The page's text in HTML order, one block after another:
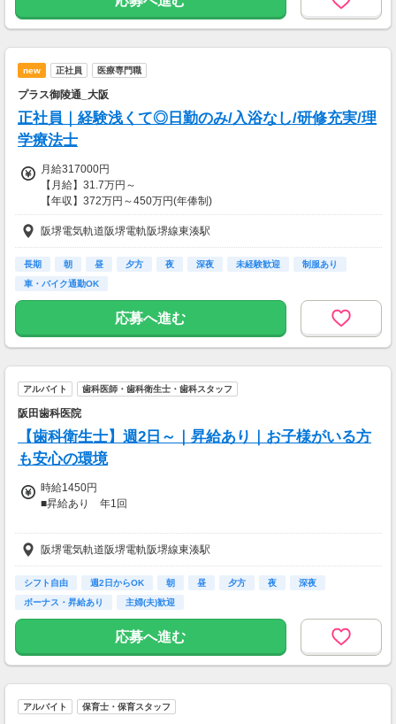
new 正社員 医療専門職
プラス御陵通_大阪
正社員｜経験浅くて◎日勤のみ/入浴なし/研修充実/理
学療法士
月給317000円
【月給】31.7万円～
【年収】372万円～450万円(年俸制)
～待遇～
■昇給あり
■年末年始の勤務手当あり(12/30,1/3)
⇒4,000円/日
阪堺電気軌道阪堺電軌阪堺線東湊駅
長期 朝 昼 夕方 夜 深夜 未経験歓迎
制服あり
車・バイク通勤OK
応募へ進む
アルバイト 歯科医師・歯科衛生士・歯科スタッフ
阪田歯科医院
【歯科衛生士】週2日～｜昇給あり｜お子様がいる方
も安心の環境
時給1450円
■昇給あり 年1回
【交通費】
一部支給
阪堺電気軌道阪堺電軌阪堺線東湊駅
シフト自由 週2日からOK 朝 昼 夕方 夜
深夜
ボーナス・昇給あり
主婦(夫)歓迎
応募へ進む
アルバイト 保育士・保育スタッフ